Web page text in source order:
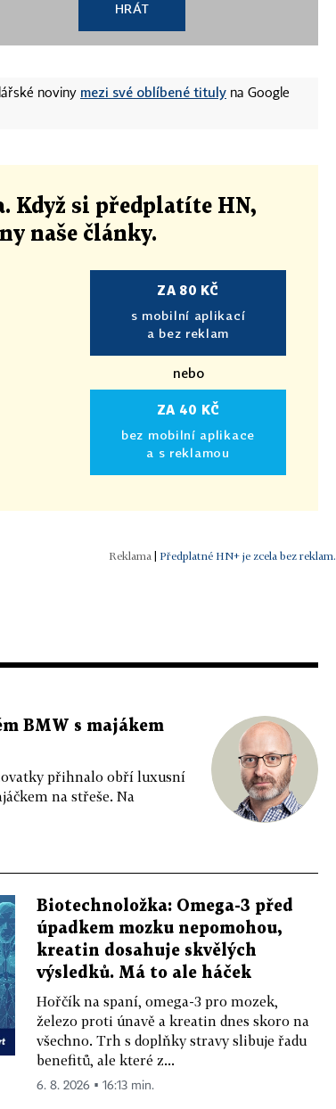
HRÁT
noviny mezi své oblíbené tituly na Google
Když si předplatíte HN,
naše články.
ZA 80 KČ
s mobilní aplikací
a bez reklam
nebo
ZA 40 KČ
bez mobilní aplikace
a s reklamou
Předplatné HN+ je zcela bez reklam.
BMW s majákem
přihnalo obří luxusní
na střeše. Na
Biotechnoložka: Omega-3 před
úpadkem mozku nepomohou,
kreatin dosahuje skvělých
výsledků. Má to ale háček
Hořčík na spaní, omega-3 pro mozek,
železo proti únavě a kreatin dnes skoro na
všechno. Trh s doplňky stravy slibuje řadu
benefitů, ale které z...
6. 8. 2026 ▪ 16:13 min.